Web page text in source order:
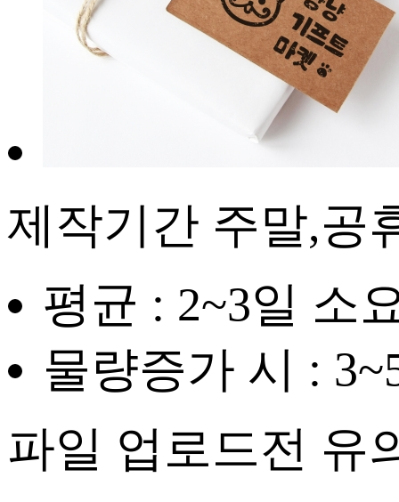
제작기간 주말,공
평균 : 2~3일 소
물량증가 시 :
파일 업로드전 유